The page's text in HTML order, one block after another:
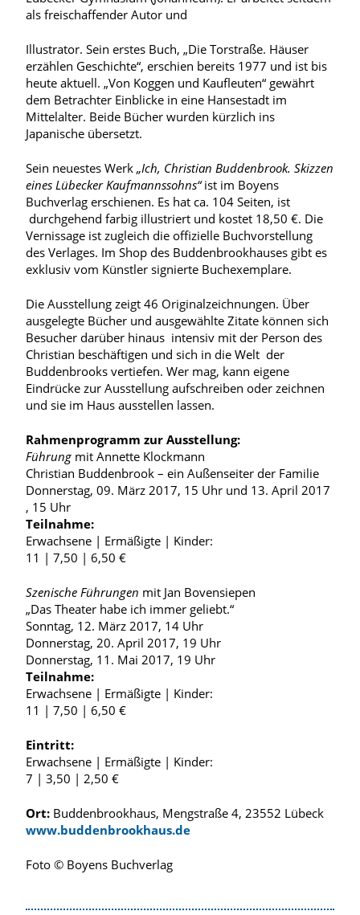
als freischaffender Autor und
Illustrator. Sein erstes Buch, „Die Torstraße. Häuser
erzählen Geschichte“, erschien bereits 1977 und ist bis
heute aktuell. „Von Koggen und Kaufleuten“ gewährt
dem Betrachter Einblicke in eine Hansestadt im
Mittelalter. Beide Bücher wurden kürzlich ins
Japanische übersetzt.
Sein neuestes Werk „Ich, Christian Buddenbrook. Skizzen
eines Lübecker Kaufmannssohns“ist im Boyens
Buchverlag erschienen. Es hat ca. 104 Seiten, ist
durchgehend farbig illustriert und kostet 18,50 €. Die
Vernissage ist zugleich die offizielle Buchvorstellung
des Verlages. Im Shop des Buddenbrookhauses gibt es
exklusiv vom Künstler signierte Buchexemplare.
Die Ausstellung zeigt 46 Originalzeichnungen. Über
ausgelegte Bücher und ausgewählte Zitate können sich
Besucher darüber hinaus intensiv mit der Person des
Christian beschäftigen und sich in die Welt der
Buddenbrooks vertiefen. Wer mag, kann eigene
Eindrücke zur Ausstellung aufschreiben oder zeichnen
und sie im Haus ausstellen lassen.
Rahmenprogramm zur Ausstellung:
Führung mit Annette Klockmann
Christian Buddenbrook – ein Außenseiter der Familie
Donnerstag, 09. März 2017, 15 Uhr und 13. April 2017
, 15 Uhr
Teilnahme:
Erwachsene | Ermäßigte | Kinder:
11 | 7,50 | 6,50 €
Szenische Führungen mit Jan Bovensiepen
„Das Theater habe ich immer geliebt.“
Sonntag, 12. März 2017, 14 Uhr
Donnerstag, 20. April 2017, 19 Uhr
Donnerstag, 11. Mai 2017, 19 Uhr
Teilnahme:
Erwachsene | Ermäßigte | Kinder:
11 | 7,50 | 6,50 €
Eintritt:
Erwachsene | Ermäßigte | Kinder:
7 | 3,50 | 2,50 €
Ort: Buddenbrookhaus, Mengstraße 4, 23552 Lübeck
www.buddenbrookhaus.de
Foto © Boyens Buchverlag